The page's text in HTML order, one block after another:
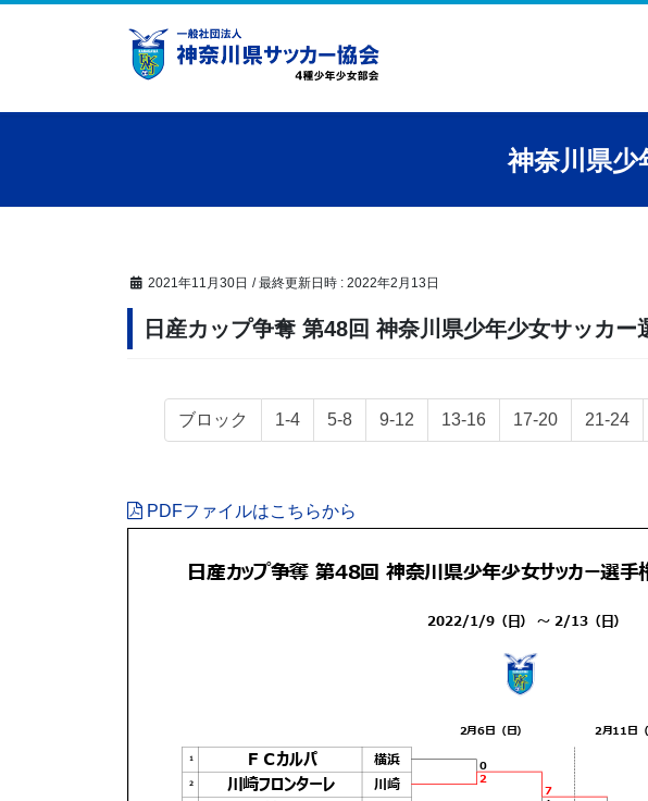
ツ
シ
神奈川県少
2021年11月30日 / 最終更新日時 : 2022年2月13日
日産カップ争奪 第48回 神奈川県少年少女サッカー
固
定
ー
ジ
ブロック
固
定
ー
ジ
1-4
固
定
ー
ジ
5-8
固
定
ジ
9-12
固
定
ジ
13-16
固
定
ジ
17-20
固
定
ジ
21-24
PDFファイルはこちらから